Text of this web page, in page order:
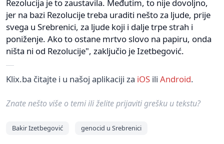
Rezolucija je to zaustavila. Međutim, to nije dovoljno,
jer na bazi Rezolucije treba uraditi nešto za ljude, prije
svega u Srebrenici, za ljude koji i dalje trpe strah i
poniženje. Ako to ostane mrtvo slovo na papiru, onda
ništa ni od Rezolucije", zaključio je Izetbegović.
Klix.ba čitajte i u našoj aplikaciji za iOS ili Android.
Znate nešto više o temi ili želite prijaviti grešku u tekstu?
Bakir Izetbegović genocid u Srebrenici